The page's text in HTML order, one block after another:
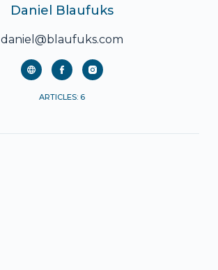
Daniel Blaufuks
daniel@blaufuks.com
ARTICLES: 6